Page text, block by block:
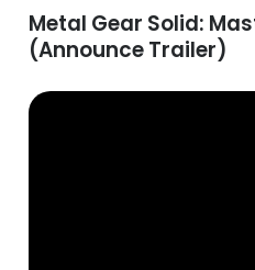
Metal Gear Solid:
(Announce Trailer)